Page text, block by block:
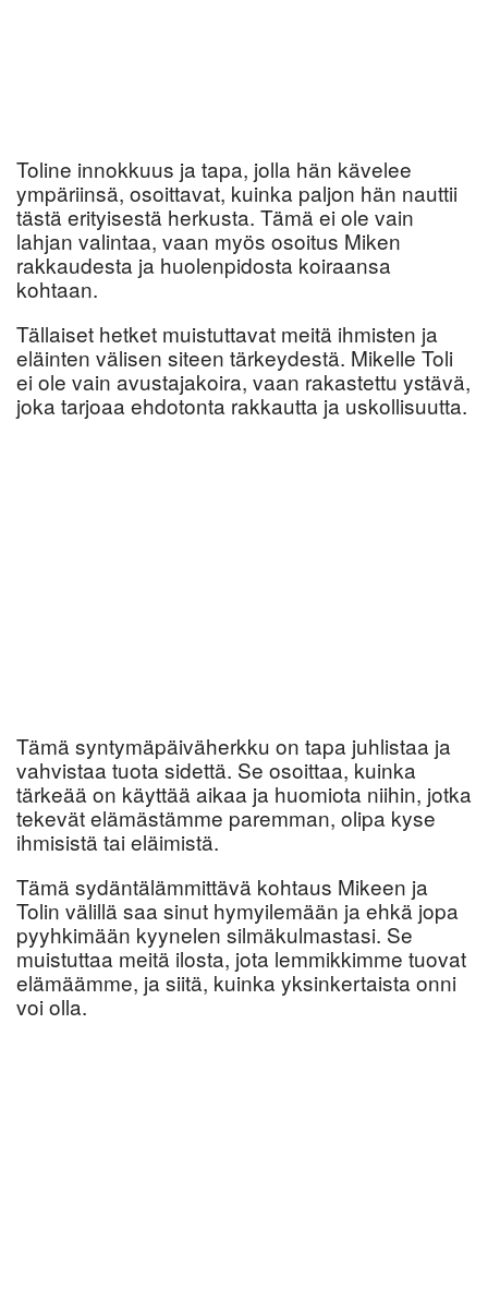
Toline innokkuus ja tapa, jolla hän kävelee
ympäriinsä, osoittavat, kuinka paljon hän nauttii
tästä erityisestä herkusta. Tämä ei ole vain
lahjan valintaa, vaan myös osoitus Miken
rakkaudesta ja huolenpidosta koiraansa
kohtaan.
Tällaiset hetket muistuttavat meitä ihmisten ja
eläinten välisen siteen tärkeydestä. Mikelle Toli
ei ole vain avustajakoira, vaan rakastettu ystävä,
joka tarjoaa ehdotonta rakkautta ja uskollisuutta.
Tämä syntymäpäiväherkku on tapa juhlistaa ja
vahvistaa tuota sidettä. Se osoittaa, kuinka
tärkeää on käyttää aikaa ja huomiota niihin, jotka
tekevät elämästämme paremman, olipa kyse
ihmisistä tai eläimistä.
Tämä sydäntälämmittävä kohtaus Mikeen ja
Tolin välillä saa sinut hymyilemään ja ehkä jopa
pyyhkimään kyynelen silmäkulmastasi. Se
muistuttaa meitä ilosta, jota lemmikkimme tuovat
elämäämme, ja siitä, kuinka yksinkertaista onni
voi olla.